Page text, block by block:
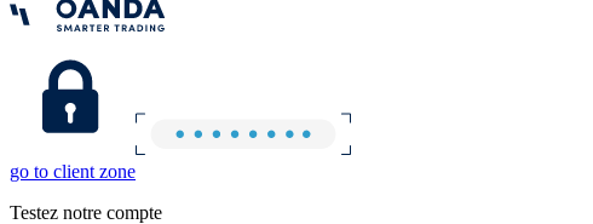
go to client zone
Testez notre compte